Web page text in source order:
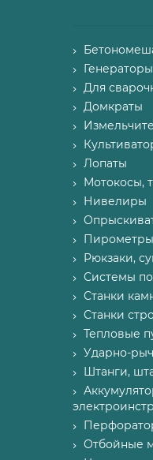
Для
Домкраты
Лопаты
Мотокосы,
Нивелиры
Пирометры
Рюкзаки,
Системы
Станки
Станки
Тепловые
Ударно-
Штанги,
Отбойные